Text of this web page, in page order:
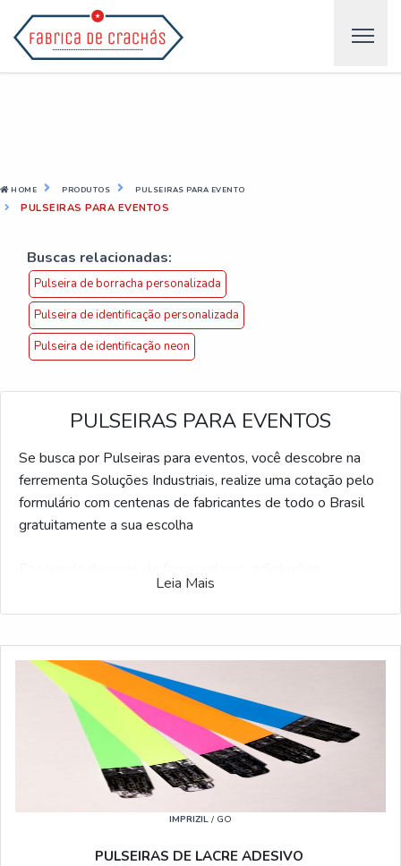
HOME PRODUTOS PULSEIRAS PARA EVENTO
PULSEIRAS PARA EVENTOS
Buscas relacionadas:
Pulseira de borracha personalizada
Pulseira de identificação personalizada
Pulseira de identificação neon
PULSEIRAS PARA EVENTOS
Se busca por Pulseiras para eventos, você descobre na
ferrementa Soluções Industriais, realize uma cotação pelo
formulário com centenas de fabricantes de todo o Brasil
gratuitamente a sua escolha
Industriais é a ferramenta business to business mais
completo do segmento. Para receber uma cotação de
seguir:
Leia Mais
IMPRIZIL / GO
PULSEIRAS DE LACRE ADESIVO